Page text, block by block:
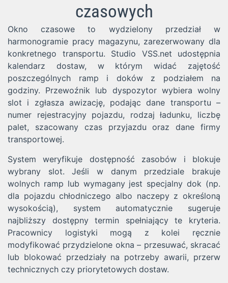
czasowych
Okno czasowe to wydzielony przedział w
harmonogramie pracy magazynu, zarezerwowany dla
konkretnego transportu. Studio VSS.net udostępnia
kalendarz dostaw, w którym widać zajętość
poszczególnych ramp i doków z podziałem na
godziny. Przewoźnik lub dyspozytor wybiera wolny
slot i zgłasza awizację, podając dane transportu –
numer rejestracyjny pojazdu, rodzaj ładunku, liczbę
palet, szacowany czas przyjazdu oraz dane firmy
transportowej.
System weryfikuje dostępność zasobów i blokuje
wybrany slot. Jeśli w danym przedziale brakuje
wolnych ramp lub wymagany jest specjalny dok (np.
dla pojazdu chłodniczego albo naczepy z określoną
wysokością), system automatycznie sugeruje
najbliższy dostępny termin spełniający te kryteria.
Pracownicy logistyki mogą z kolei ręcznie
modyfikować przydzielone okna – przesuwać, skracać
lub blokować przedziały na potrzeby awarii, przerw
technicznych czy priorytetowych dostaw.